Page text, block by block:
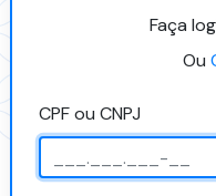
Faça
Ou
CPF ou CNPJ